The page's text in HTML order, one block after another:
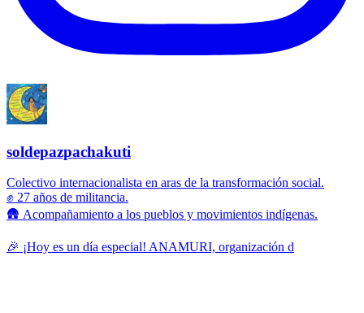
soldepazpachakuti
Colectivo internacionalista en aras de la transformación social.
✊ 27 años de militancia.
🛖 Acompañamiento a los pueblos y movimientos indígenas.
🎉 ¡Hoy es un día especial! ANAMURI, organización d